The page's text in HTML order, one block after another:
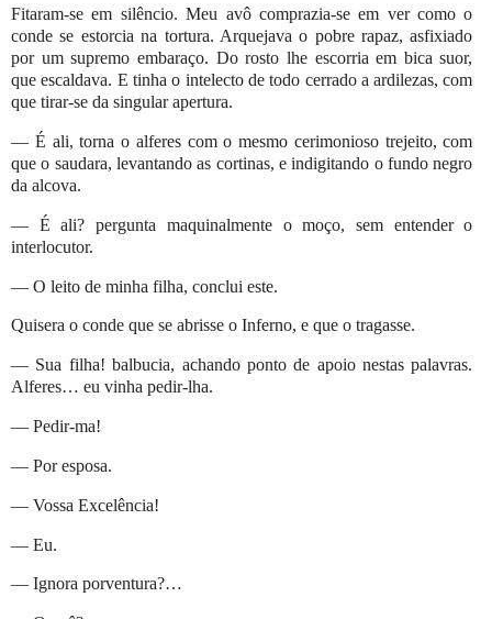
Fitaram-se em silêncio. Meu avô comprazia-se em ver como o
conde se estorcia na tortura. Arquejava o pobre rapaz, asfixiado
por um supremo embaraço. Do rosto lhe escorria em bica suor,
que escaldava. E tinha o intelecto de todo cerrado a ardilezas, com
que tirar-se da singular apertura.
— É ali, torna o alferes com o mesmo cerimonioso trejeito, com
que o saudara, levantando as cortinas, e indigitando o fundo negro
da alcova.
— É ali? pergunta maquinalmente o moço, sem entender o
interlocutor.
— O leito de minha filha, conclui este.
Quisera o conde que se abrisse o Inferno, e que o tragasse.
— Sua filha! balbucia, achando ponto de apoio nestas palavras.
Alferes… eu vinha pedir-lha.
— Pedir-ma!
— Por esposa.
— Vossa Excelência!
— Eu.
— Ignora porventura?…